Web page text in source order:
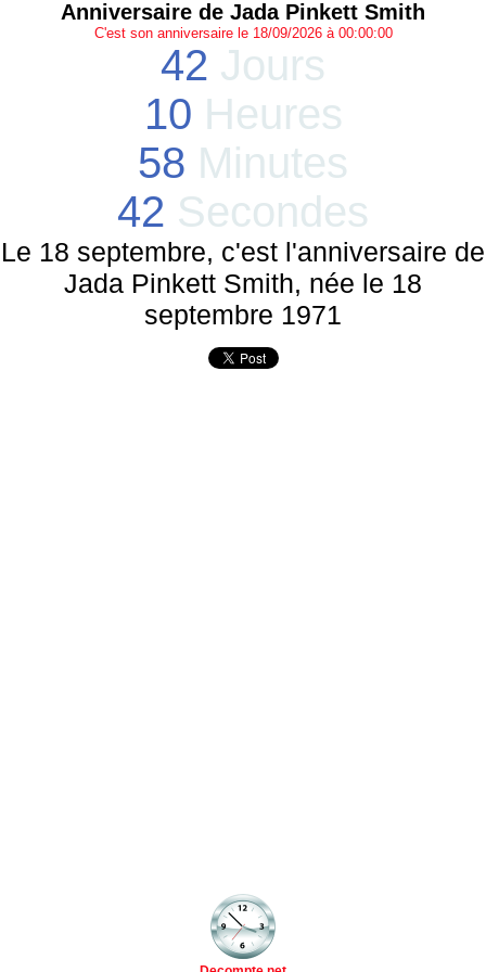
Anniversaire de Jada Pinkett Smith
C'est son anniversaire le 18/09/2026 à 00:00:00
42 Jours
10 Heures
58 Minutes
42 Secondes
Le 18 septembre, c'est l'anniversaire de
Jada Pinkett Smith, née le 18
septembre 1971